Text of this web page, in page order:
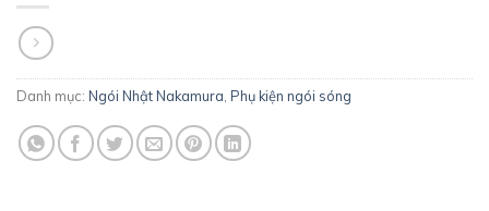
Danh mục: Ngói Nhật Nakamura Phụ kiện ngói sóng